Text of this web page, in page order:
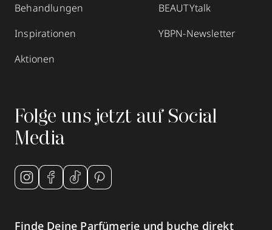
AMICA Parfümerie Bittel
Biberach a.d.Riss
geschlossen, öffnet Mo 09:00 Uhr
zum Routenplaner
Behandlungen
Inspirationen
Aktionen
BEAUTYtalk
YBPN-Newsletter
Folge uns jetzt auf Social
Media
Finde Deine Parfümerie und buche direkt